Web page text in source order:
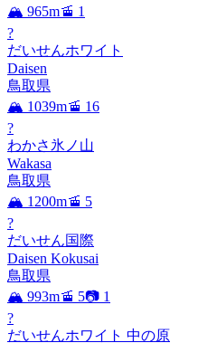
🏔️ 965m🚡 1
?
だいせんホワイト
Daisen
鳥取県
🏔️ 1039m🚡 16
?
わかさ氷ノ山
Wakasa
鳥取県
🏔️ 1200m🚡 5
?
だいせん国際
Daisen Kokusai
鳥取県
🏔️ 993m🚡 5📷 1
?
だいせんホワイト 中の原